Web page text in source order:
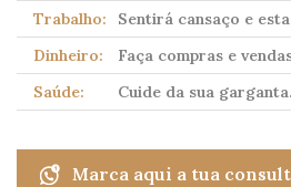
Trabalho:
Sentirá cansaço e
Dinheiro:
Faça compras e
Saúde:
Cuide da sua garganta.
Marca aqui a tua